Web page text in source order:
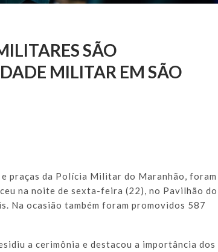
SÃO
MILITAR EM SÃO
praças da Polícia Militar do Maranhão, foram
na noite de sexta-feira (22), no Pavilhão do
Na ocasião também foram promovidos 587
a cerimônia e destacou a importância dos